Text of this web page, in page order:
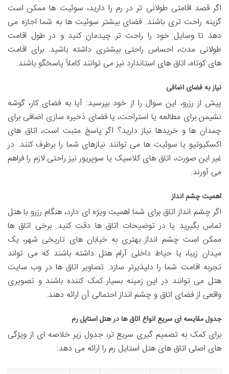
اگر قصد اقامتی طولانی تر در رم را دارید، سوئیت ها ممکن است
گزینه راحت تری باشند. فضای بیشتر سوئیت ها به شما اجازه می
دهد تا وسایل خود را راحت تر چیدمان کنید و در طول اقامت
طولانی مدت، احساس راحتی بیشتری داشته باشید. برای اقامت
های کوتاه، اتاق های استاندارد نیز می توانند کاملاً پاسخگو باشند.
نیاز به فضای اضافی
پیش از رزرو، این سوال را از خود بپرسید: آیا به فضای کار، گوشه
نشیمن برای مطالعه یا استراحت، یا فضای ذخیره سازی اضافی برای
چمدان ها و خریدها نیاز دارید؟ اگر پاسخ مثبت است، اتاق های
اکسکیوتیو یا سوئیت ها می توانند نیازهای شما را برطرف کنند. در
غیر این صورت، اتاق های کلاسیک یا سوپریور نیز راحتی لازم را فراهم
می آورند.
اهمیت چشم انداز
اگر چشم انداز اتاق برای شما اهمیت ویژه ای دارد، هنگام رزرو با هتل
تماس بگیرید یا در توضیحات اتاق ها دقت کنید. برخی اتاق ها
ممکن است چشم انداز بهتری به خیابان های تاریخی شهر، یک
میدان زیبا، یا حیاط داخلی آرام هتل داشته باشند که می تواند
تجربه اقامت شما را دلپذیرتر سازد. تصاویر اتاق ها در وب سایت
هتل می توانند در این زمینه بسیار کمک کننده باشند و تصویری
واقعی از فضای اتاق و چشم انداز احتمالی آن ارائه دهند.
جدول مقایسه ای سریع انواع اتاق ها در هتل استایل رم
برای کمک به تصمیم گیری سریع تر، جدول زیر خلاصه ای از ویژگی
های اصلی اتاق های هتل استایل رم را ارائه می دهد: